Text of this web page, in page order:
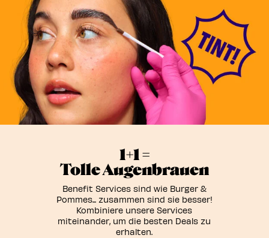
1+1 =
Tolle Augenbrauen
Benefit Services sind wie Burger &
Pommes... zusammen sind sie besser!
Kombiniere unsere Services
miteinander, um die besten Deals zu
erhalten.